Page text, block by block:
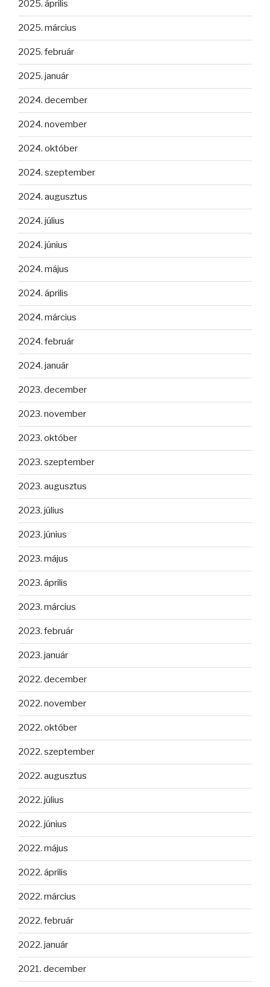
2025. április
2025. március
2025. február
2025. január
2024. december
2024. november
2024. október
2024. szeptember
2024. augusztus
2024. július
2024. június
2024. május
2024. április
2024. március
2024. február
2024. január
2023. december
2023. november
2023. október
2023. szeptember
2023. augusztus
2023. július
2023. június
2023. május
2023. április
2023. március
2023. február
2023. január
2022. december
2022. november
2022. október
2022. szeptember
2022. augusztus
2022. július
2022. június
2022. május
2022. április
2022. március
2022. február
2022. január
2021. december